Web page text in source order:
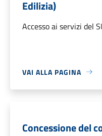
Edilizia)
Accesso ai servizi del
VAI ALLA PAGINA
Concessione del